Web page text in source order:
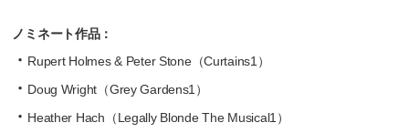
ノミネート作品：
Rupert Holmes & Peter Stone（Curtains1）
Doug Wright（Grey Gardens1）
Heather Hach（Legally Blonde The Musical1）